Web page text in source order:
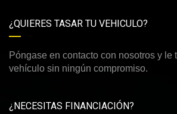
¿QUIERES TASAR TU VEHICULO?
Póngase en contacto con nosotros y le
vehículo sin ningún compromiso.
¿NECESITAS FINANCIACIÓN?